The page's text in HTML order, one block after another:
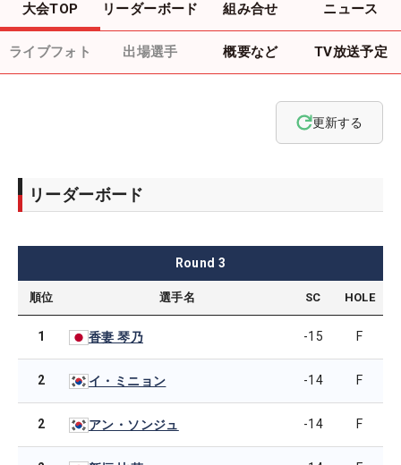
大会TOP リーダーボード 組み合せ ニュース
ライブフォト 出場選手 概要など TV放送予定
更新する
リーダーボード
Round 3
順位 選手名 SC HOLE
1 香妻 琴乃 -15 F
2 イ・ミニョン -14 F
2 アン・ソンジュ -14 F